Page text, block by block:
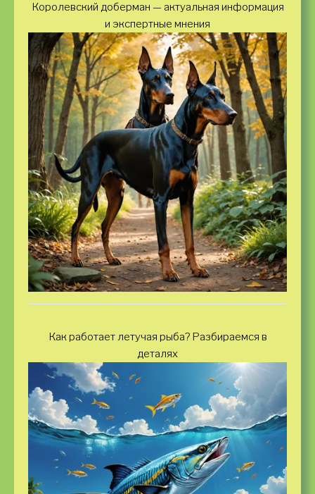
Королевский доберман — актуальная информация
и экспертные мнения
Как работает летучая рыба? Разбираемся в
деталях